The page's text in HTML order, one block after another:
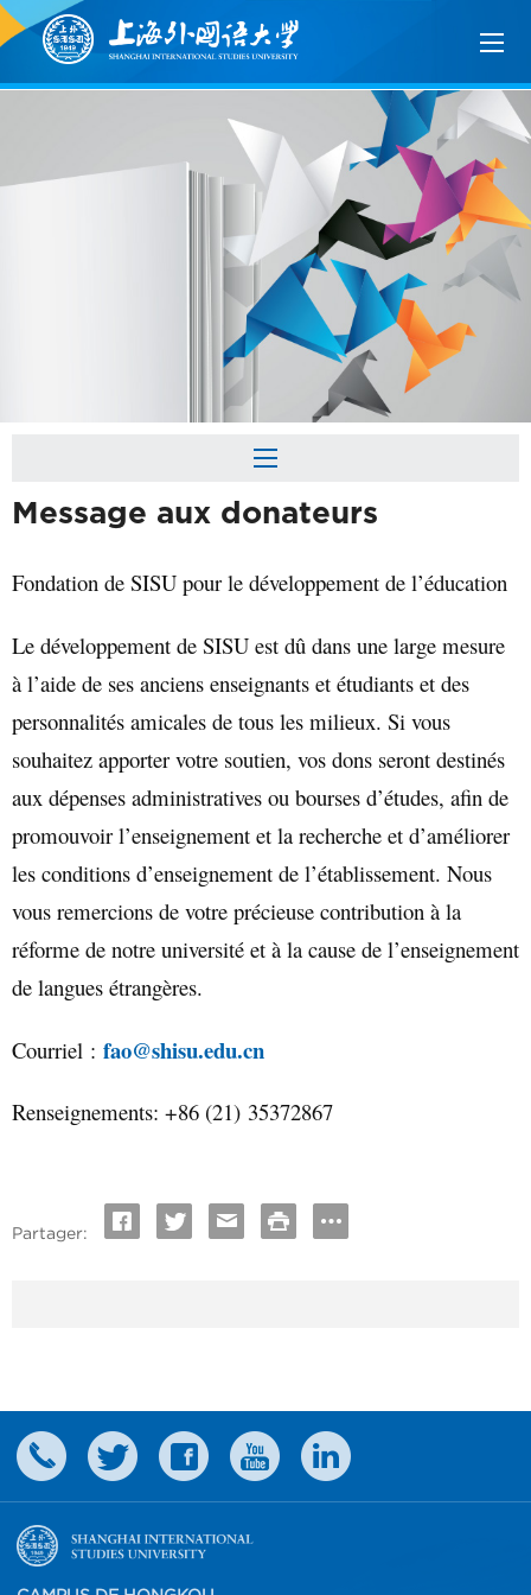
Message aux donateurs
Fondation de SISU pour le développement de l’éducation
Le développement de SISU est dû dans une large mesure
à l’aide de ses anciens enseignants et étudiants et des
personnalités amicales de tous les milieux. Si vous
souhaitez apporter votre soutien, vos dons seront destinés
aux dépenses administratives ou bourses d’études, afin de
promouvoir l’enseignement et la recherche et d’améliorer
les conditions d’enseignement de l’établissement. Nous
vous remercions de votre précieuse contribution à la
réforme de notre université et à la cause de l’enseignement
de langues étrangères.
Courriel : fao@shisu.edu.cn
Renseignements: +86 (21) 35372867
Partager: